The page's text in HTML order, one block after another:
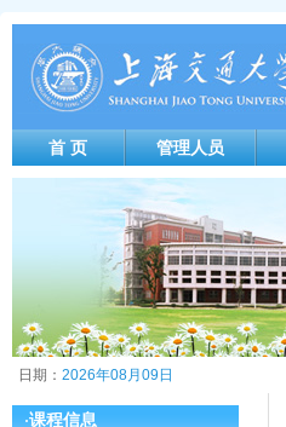
首 页 管理人员
日期： 2026年08月09日
·课程信息